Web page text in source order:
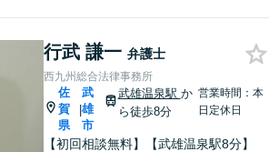
行武 謙一 弁護士
西九州総合法律事務所
佐
賀
県
|
武
雄
市
武雄温泉駅 か
ら徒歩8分
営業時間：本
日定休日
【初回相談無料】【武雄温泉駅8分】